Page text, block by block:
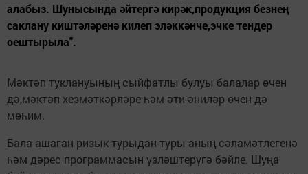
алабыз. Шунысында әйтергә кирәк,продукция безнең
саклану киштәләренә килеп эләккәнче,эчке тендер
оештырыла".
Мәктәп туклануының сыйфатлы булуы балалар өчен
дә,мәктәп хезмәткәрләре һәм әти-әниләр өчен дә
мөһим.
Бала ашаган ризык турыдан-туры аның сәламәтлегенә
һәм дәрес программасын үзләштерүгә бәйле. Шуңа